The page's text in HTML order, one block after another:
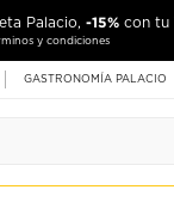
Palacio, -15% con tu
y condiciones
GASTRONOMÍA PALACIO